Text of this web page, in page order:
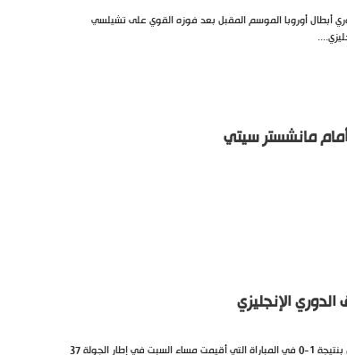
أبطال أوروبا الموسم المقبل بعد فوزه القوي على تشيلسي
مانشستر سيتي
الإنجليزي